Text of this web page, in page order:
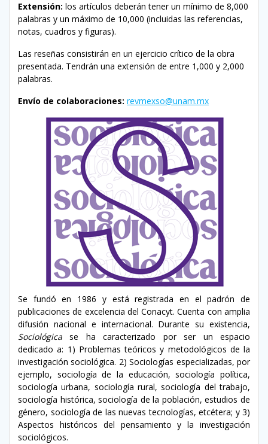
Extensión: los artículos deberán tener un mínimo de 8,000
palabras y un máximo de 10,000 (incluidas las referencias,
notas, cuadros y figuras).
Las reseñas consistirán en un ejercicio crítico de la obra
presentada. Tendrán una extensión de entre 1,000 y 2,000
palabras.
Envío de colaboraciones: revmexso@unam.mx
Se fundó en 1986 y está registrada en el padrón de
publicaciones de excelencia del Conacyt. Cuenta con amplia
difusión nacional e internacional. Durante su existencia,
Sociológica se ha caracterizado por ser un espacio
dedicado a: 1) Problemas teóricos y metodológicos de la
investigación sociológica. 2) Sociologías especializadas, por
ejemplo, sociología de la educación, sociología política,
sociología urbana, sociología rural, sociología del trabajo,
sociología histórica, sociología de la población, estudios de
género, sociología de las nuevas tecnologías, etcétera; y 3)
Aspectos históricos del pensamiento y la investigación
sociológicos.